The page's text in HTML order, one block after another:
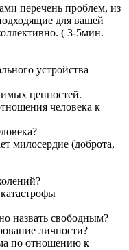
перечень проблем, из
для вашей
( 3-5мин.
устройства
ценностей.
человека к
милосердие (доброта,
назвать свободным?
личности?
по отношению к